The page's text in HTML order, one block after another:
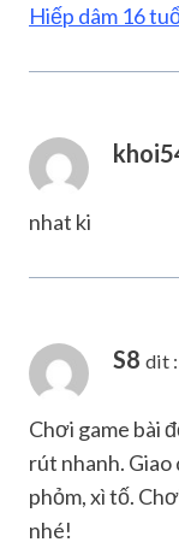
Hiếp dâm 16
nhat ki
S8 dit :
Chơi game bài
rút nhanh.
phỏm, xì tố.
nhé!